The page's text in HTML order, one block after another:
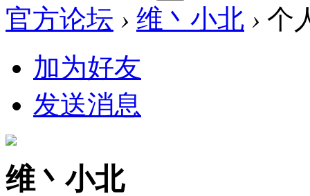
官方论坛 › 维丶小北 › 个
加为好友
发送消息
维丶小北